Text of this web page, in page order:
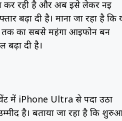
रही है और अब इसे लेकर नई
बढ़ा दी है। माना जा रहा है कि
तक का सबसे महंगा आईफोन बन
बढ़ा दी है।
में iPhone Ultra से पर्दा उठा
है। बताया जा रहा है कि